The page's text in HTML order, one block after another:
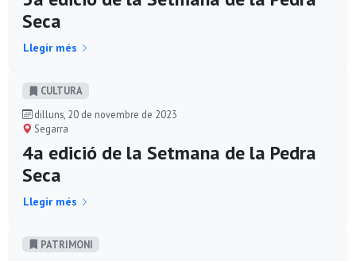
Seca
Llegir més
CULTURA
dilluns, 20 de novembre de 2023
Segarra
4a edició de la Setmana de la Pedra
Seca
Llegir més
PATRIMONI